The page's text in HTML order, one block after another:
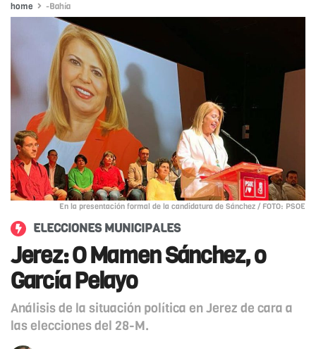
home -Bahía
En la presentación formal de la candidatura de Sánchez / FOTO: PSOE
ELECCIONES MUNICIPALES
Jerez: O Mamen Sánchez, o
García Pelayo
Análisis de la situación política en Jerez de cara a
las elecciones del 28-M.